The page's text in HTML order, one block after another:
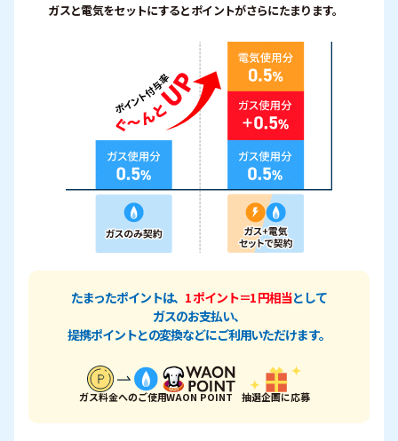
ガスと電気をセットにするとポイントがさらにたまります。
たまったポイントは、 1 ポイント＝1 円相当として
ガスのお支払い、
提携ポイントとの変換などにご利用いただけます。
ガス料金へのご使用WAON POINT 抽選企画に応募